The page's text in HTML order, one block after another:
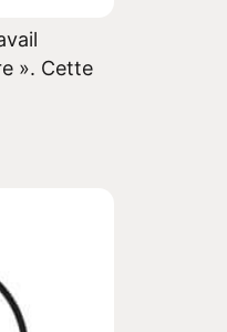
». Cette